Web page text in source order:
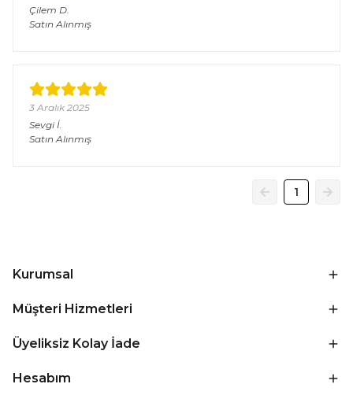
Çilem D.
Satın Alınmış
3 Aralık 2025
Sevgi İ.
Satın Alınmış
1
Kurumsal
Müşteri Hizmetleri
Üyeliksiz Kolay İade
Hesabım